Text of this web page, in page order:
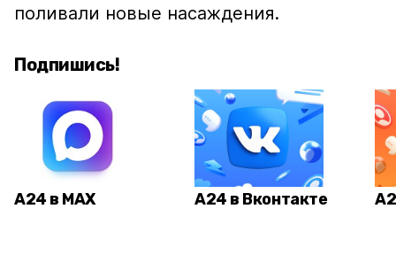
поливали новые насаждения.
Подпишись!
А24 в MAX А24 в Вконтакте